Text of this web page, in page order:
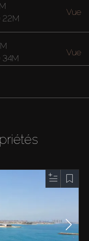
22M
Vue
34M
Vue